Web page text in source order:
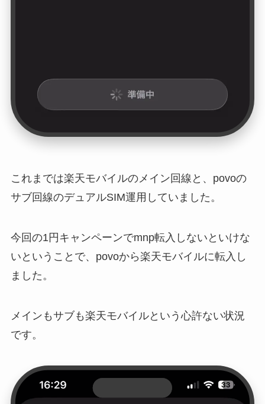
これまでは楽天モバイルのメイン回線と、povoの
サブ回線のデュアルSIM運用していました。
今回の1円キャンペーンでmnp転入しないといけな
いということで、povoから楽天モバイルに転入し
ました。
メインもサブも楽天モバイルという心許ない状況
です。